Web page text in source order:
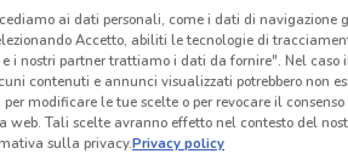
ai dati personali, come i dati di navigazione
Accetto, abiliti le tecnologie di
i nostri partner trattiamo i dati da fornire". Nel caso
contenuti e annunci visualizzati potrebbero non
modificare le tue scelte o per revocare il
Tali scelte avranno effetto nel contesto del
sulla privacy.Privacy policy